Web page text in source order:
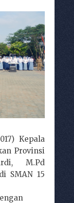
Kepala
Provinsi
M.Pd
SMAN 15